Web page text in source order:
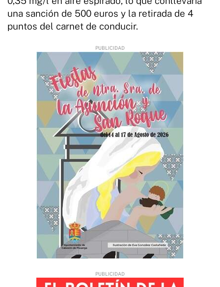
una sanción de 500 euros y la retirada de 4
puntos del carnet de conducir.